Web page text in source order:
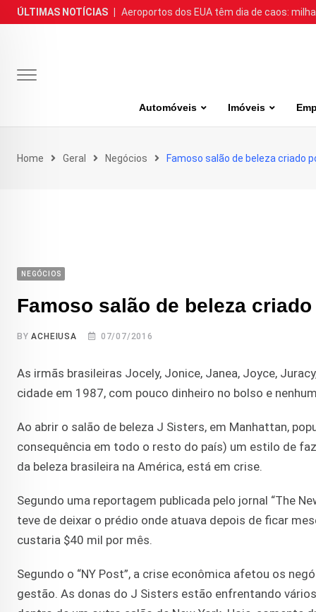
Skip
to
ÚLTIMAS NOTÍCIAS Aeroportos dos EUA têm dia de caos:
Automóveis Imóveis
Home Geral Negócios Famoso salão de beleza criado
NEGÓCIOS
Famoso salão de beleza
BYACHEIUSA 07/07/2016
As irmãs brasileiras Jocely, Jonice, Janea, Joyce,
cidade em 1987, com pouco dinheiro no bolso e
Ao abrir o salão de beleza J Sisters, em Manhattan,
consequência em todo o resto do país) um estilo de
da beleza brasileira na América, está em crise.
Segundo uma reportagem publicada pelo jornal “The
teve de deixar o prédio onde atuava depois de ficar
custaria $40 mil por mês.
Segundo o “NY Post”, a crise econômica afetou os
gestão. As donas do J Sisters estão enfrentando